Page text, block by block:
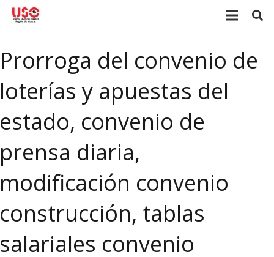
Prorroga del convenio de
loterías y apuestas del
estado, convenio de
prensa diaria,
modificación convenio
construcción, tablas
salariales convenio